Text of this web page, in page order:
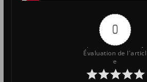
0
Évaluation de l'articl
e